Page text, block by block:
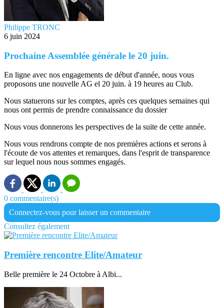
Philippe TRONC
6 juin 2024
Prochaine Assemblée générale le 20 juin.
En ligne avec nos engagements de début d'année, nous vous
proposons une nouvelle AG el 20 juin. à 19 heures au Club.
Nous statuerons sur les comptes, après ces quelques semaines qui
nous ont permis de prendre connaissance du dossier
Nous vous donnerons les perspectives de la suite de cette année.
Nous vous rendrons compte de nos premières actions et serons à
l'écoute de vos attentes et remarques, dans l'esprit de transparence
sur lequel nous nous sommes engagés.
0 commentaire(s)
Connectez-vous pour laisser un commentaire
Consultez également
Première rencontre Elite/Amateur
Belle première le 24 Octobre à Albi...